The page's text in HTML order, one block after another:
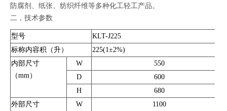
防腐剂、纸张、纺织纤维等多种化工轻工产品。
二，技术参数
型号
KLT-J225
标称内容积（升）
225(1±2%)
内部尺寸
（mm）
W
550
D
600
H
680
外部尺寸
W
1100